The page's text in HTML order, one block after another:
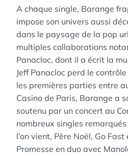
A chaque single, Barange
impose son univers aussi
dans le paysage de la pop
multiples collaborations
Panacloc, dont il a écrit la
Jeff Panacloc perd le
les premières parties entre
Casino de Paris, Barange a
soutenu par un concert au
nombreux singles remarqués
l’on vient, Père Noël, Go Fast
Promesse en duo avec